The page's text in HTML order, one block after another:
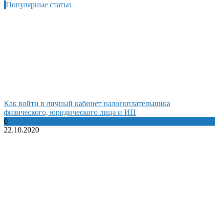
Популярные статьи
Как войти в личный кабинет налогоплательщика
физического, юридического лица и ИП
0
22.10.2020